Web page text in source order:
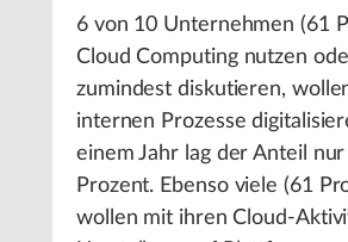
6 von 10 Unternehmen (61
Cloud Computing nutzen
zumindest diskutieren,
internen Prozesse
einem Jahr lag der Anteil
Prozent. Ebenso viele (61
wollen mit ihren Cloud-